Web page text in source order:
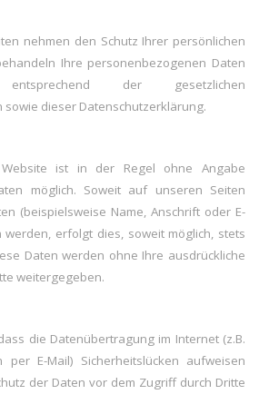
nehmen den Schutz Ihrer persönlichen
Ihre personenbezogenen Daten
der gesetzlichen
dieser Datenschutzerklärung.
ist in der Regel ohne Angabe
möglich. Soweit auf unseren Seiten
(beispielsweise Name, Anschrift oder E-
werden, erfolgt dies, soweit möglich, stets
Daten werden ohne Ihre ausdrückliche
weitergegeben.
die Datenübertragung im Internet (z.B.
per E-Mail) Sicherheitslücken aufweisen
der Daten vor dem Zugriff durch Dritte